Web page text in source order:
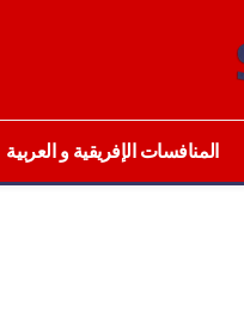
المنافسات الإفريقية و العربية